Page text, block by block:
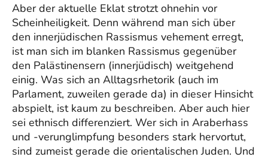
Aber der aktuelle Eklat strotzt ohnehin vor
Scheinheiligkeit. Denn während man sich über
den innerjüdischen Rassismus vehement erregt,
ist man sich im blanken Rassismus gegenüber
den Palästinensern (innerjüdisch) weitgehend
einig. Was sich an Alltagsrhetorik (auch im
Parlament, zuweilen gerade da) in dieser Hinsicht
abspielt, ist kaum zu beschreiben. Aber auch hier
sei ethnisch differenziert. Wer sich in Araberhass
und -verunglimpfung besonders stark hervortut,
sind zumeist gerade die orientalischen Juden. Und